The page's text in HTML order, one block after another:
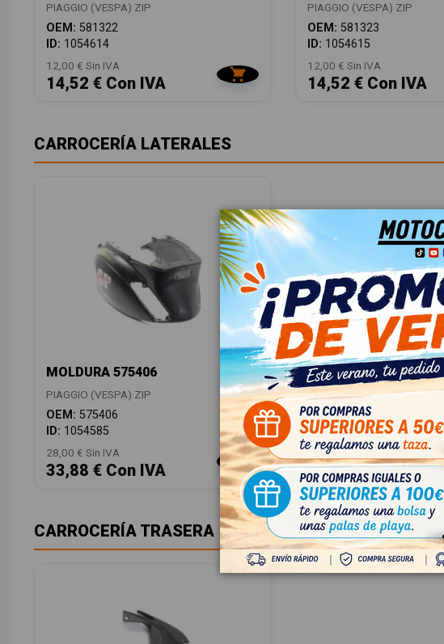
PIAGGIO (VESPA) ZIP
OEM: 581322
ID: 1054614
12,00 € Sin IVA
14,52 € Con IVA
PIAGGIO (VESPA) ZIP
OEM: 581323
ID: 1054615
12,00 € Sin IVA
14,52 € Con IVA
CARROCERÍA LATERALES
MOLDURA 575406
PIAGGIO (VESPA) ZIP
OEM: 575406
ID: 1054585
28,00 € Sin IVA
33,88 € Con IVA
CARROCERÍA TRASERA